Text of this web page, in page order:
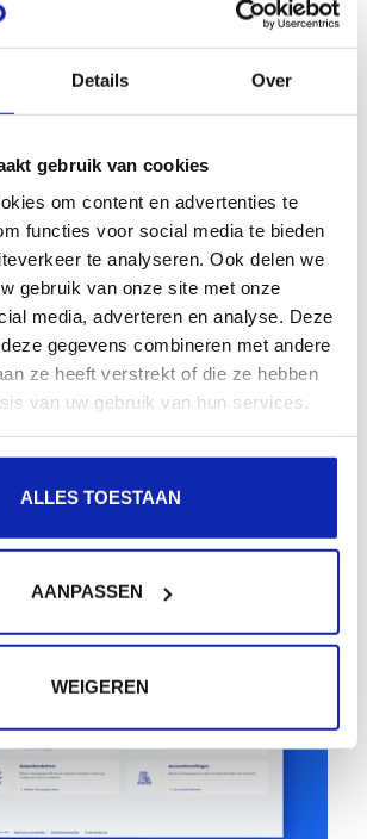
Details Over
gebruik van cookies
om content en advertenties te
functies voor social media te bieden
te analyseren. Ook delen we
gebruik van onze site met onze
media, adverteren en analyse. Deze
gegevens combineren met andere
ze heeft verstrekt of die ze hebben
van uw gebruik van hun services.
ALLES TOESTAAN
AANPASSEN
WEIGEREN
komen over het full service
Geef dan eveneen seintje!
Recent nieuws